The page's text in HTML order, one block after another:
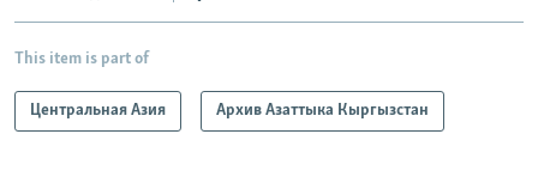
This item is part of
Центральная Азия Архив Азаттыка Кыргызстан